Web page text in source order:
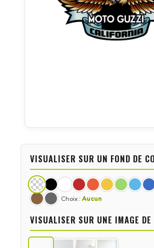
VISUALISER SUR UN FOND DE
Choix : Aucun
VISUALISER SUR UNE IMAGE DE